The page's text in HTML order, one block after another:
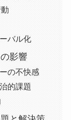
バル化
影響
の不快感
的課題